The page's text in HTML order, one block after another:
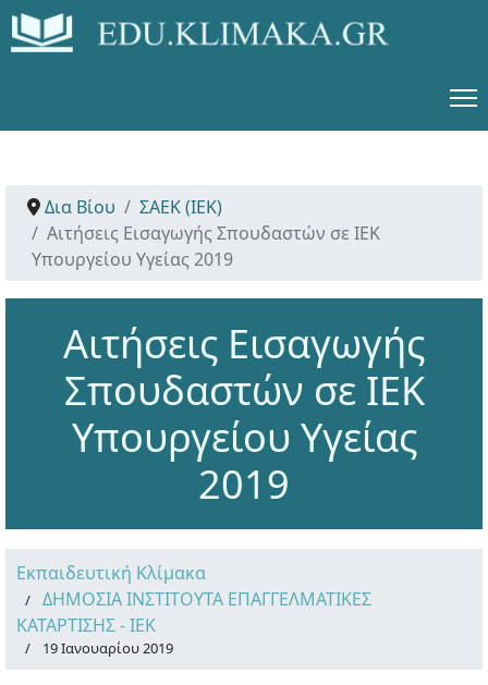
Δια Βίου
ΣΑΕΚ (ΙΕΚ)
Αιτήσεις Εισαγωγής Σπουδαστών σε ΙΕΚ
Υπουργείου Υγείας 2019
Αιτήσεις Εισαγωγής
Σπουδαστών σε ΙΕΚ
Υπουργείου Υγείας
2019
Εκπαιδευτική Κλίμακα
ΔΗΜΟΣΙΑ ΙΝΣΤΙΤΟΥΤΑ ΕΠΑΓΓΕΛΜΑΤΙΚΕΣ
ΚΑΤΑΡΤΙΣΗΣ - ΙΕΚ
19 Ιανουαρίου 2019